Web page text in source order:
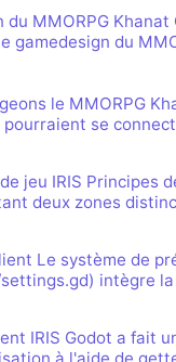
du MMORPG
gamedesign du
le MMORPG
se
jeu IRIS Principes
deux zones
Le système de
intègre
IRIS Godot a fait